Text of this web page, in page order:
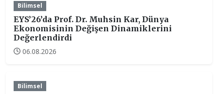
Bilimsel
EYS’26’da Prof. Dr. Muhsin Kar, Dünya
Ekonomisinin Değişen Dinamiklerini
Değerlendirdi
06.08.2026
Bilimsel